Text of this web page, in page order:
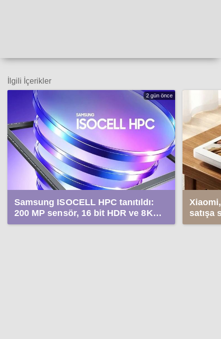
İlgili İçerikler
2 gün önce
Samsung ISOCELL HPC tanıtıldı:
200 MP sensör, 16 bit HDR ve 8K
video
satışa